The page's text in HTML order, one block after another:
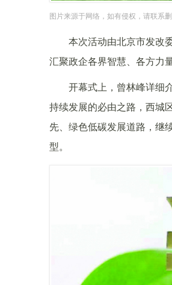
图片来源于网络，如有侵权，请联系
本次活动由北京市发改
汇聚政企各界智慧、各方力
开幕式上，曾林峰详细
持续发展的必由之路，西城
先、绿色低碳发展道路，继
型。